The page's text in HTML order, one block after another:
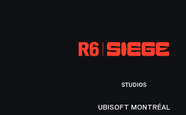
STUDIOS
UBISOFT MONTRÉAL